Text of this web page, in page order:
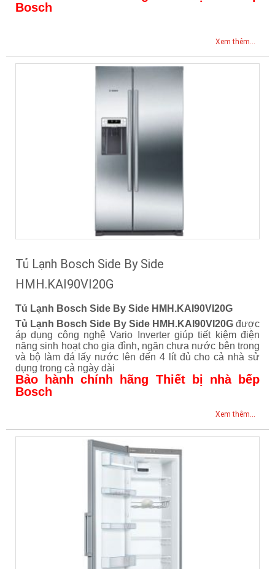
Bosch
Xem thêm...
Tủ Lạnh Bosch Side By Side
HMH.KAI90VI20G
Tủ Lạnh Bosch Side By Side HMH.KAI90VI20G
Tủ Lạnh Bosch Side By Side HMH.KAI90VI20Gđược
áp dụng công nghệ Vario Inverter giúp tiết kiệm điện
năng sinh hoạt cho gia đình, ngăn chưa nước bên trong
và bộ làm đá lấy nước lên đến 4 lít đủ cho cả nhà sử
dụng trong cả ngày dài
Bảo hành chính hãng Thiết bị nhà bếp
Bosch
Xem thêm...